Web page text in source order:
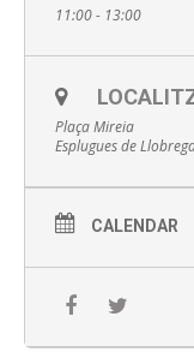
de Barcelona,
Vine i descobreix
Inscripcions al 93
Inscripció online
2 hores de
Recomanem
11:00 - 13:00
Plaça Mireia
Esplugues de
CALENDAR